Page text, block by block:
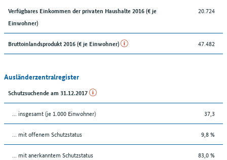
Verfügbares Einkommen der privaten Haushalte 2016 (€ je
Einwohner)
20.724
Bruttoinlandsprodukt 2016 (€ je Einwohner) 47.482
Ausländerzentralregister
Schutzsuchende am 31.12.2017
... insgesamt (je 1.000 Einwohner) 37,3
… mit offenem Schutzstatus 9,8 %
... mit anerkanntem Schutzstatus 83,0 %